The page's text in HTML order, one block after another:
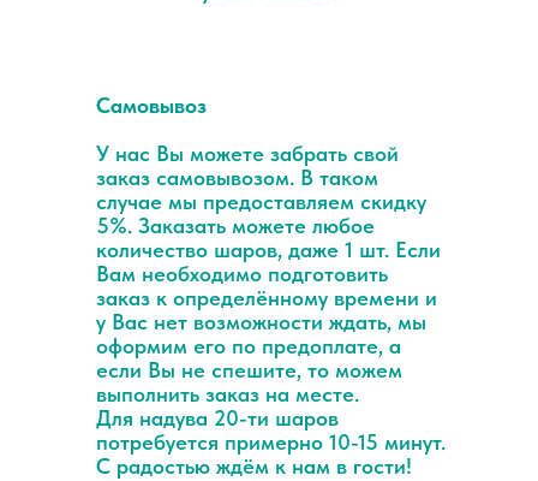
Самовывоз
У нас Вы можете забрать свой
заказ самовывозом. В таком
случае мы предоставляем скидку
5%. Заказать можете любое
количество шаров, даже 1 шт. Если
Вам необходимо подготовить
заказ к определённому времени и
у Вас нет возможности ждать, мы
оформим его по предоплате, а
если Вы не спешите, то можем
выполнить заказ на месте.
Для надува 20-ти шаров
потребуется примерно 10-15 минут.
С радостью ждём к нам в гости!